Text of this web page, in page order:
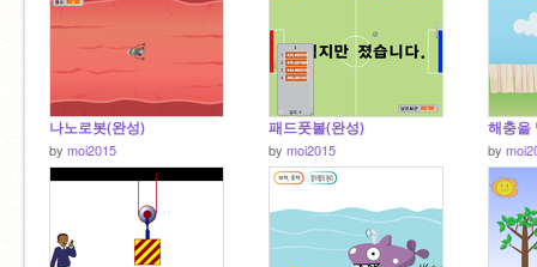
나노로봇(완성)
by moi2015
패드풋볼(완성)
by moi2015
해충을
by